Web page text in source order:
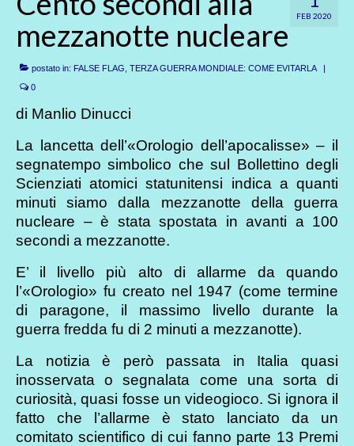
FEB 2020
mezzanotte nucleare
postato in: FALSE FLAG, TERZA GUERRA MONDIALE: COME EVITARLA
|
0
di Manlio Dinucci
La lancetta dell’«Orologio dell’apocalisse» – il
segnatempo simbolico che sul Bollettino degli
Scienziati atomici statunitensi indica a quanti
minuti siamo dalla mezzanotte della guerra
nucleare – è stata spostata in avanti a 100
secondi a mezzanotte.
E’ il livello più alto di allarme da quando
l’«Orologio» fu creato nel 1947 (come termine
di paragone, il massimo livello durante la
guerra fredda fu di 2 minuti a mezzanotte).
La notizia è però passata in Italia quasi
inosservata o segnalata come una sorta di
curiosità, quasi fosse un videogioco. Si ignora il
fatto che l’allarme è stato lanciato da un
comitato scientifico di cui fanno parte 13 Premi